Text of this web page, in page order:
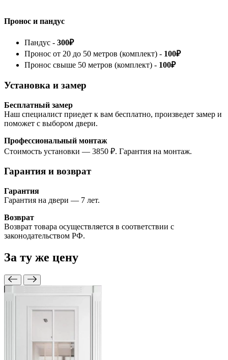
Пронос и пандус
Пандус - 300₽
Пронос от 20 до 50 метров (комплект) - 100₽
Пронос свыше 50 метров (комплект) - 100₽
Установка и замер
Бесплатный замер
Наш специалист приедет к вам бесплатно, произведет замер и
поможет с выбором двери.
Профессиональный монтаж
Стоимость установки — 3850 ₽. Гарантия на монтаж.
Гарантия и возврат
Гарантия
Гарантия на двери — 7 лет.
Возврат
Возврат товара осуществляется в соответствии с
законодательством РФ.
За ту же цену